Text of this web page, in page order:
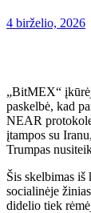
4 birželio, 2026
„BitMEX“
paskelbė, kad
NEAR
įtampos su
Trumpas
Šis skelbimas
socialinėje
didelio tiek